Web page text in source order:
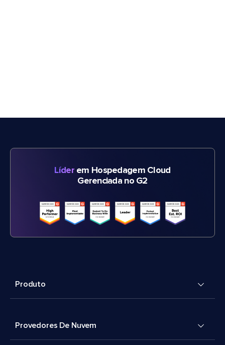
Líderem Hospedagem Cloud
Gerenciada no G2
Produto
Provedores De Nuvem